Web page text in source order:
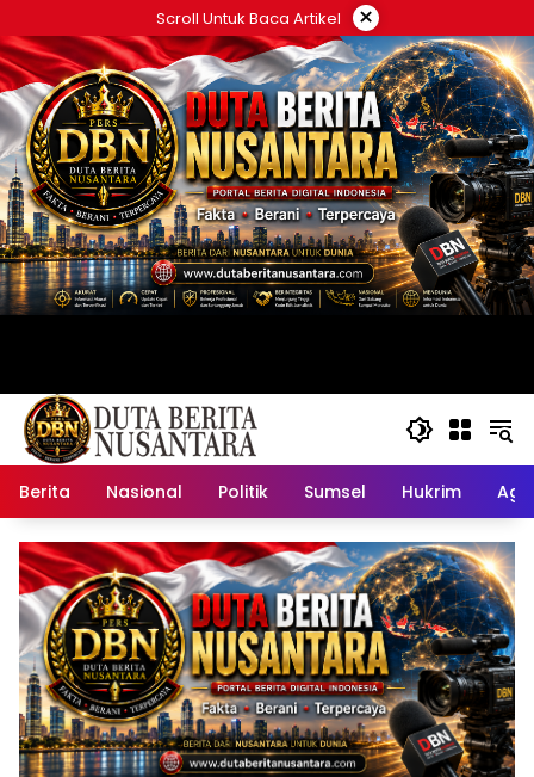
ke
konten
Scroll Untuk Baca Artikel ×
Berita Nasional Politik Sumsel Hukrim